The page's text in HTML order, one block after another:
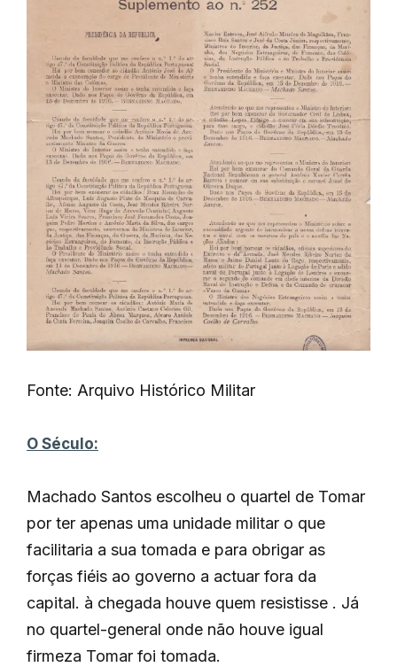
Fonte: Arquivo Histórico Militar
O Século:
Machado Santos escolheu o quartel de Tomar
por ter apenas uma unidade militar o que
facilitaria a sua tomada e para obrigar as
forças fiéis ao governo a actuar fora da
capital. à chegada houve quem resistisse . Já
no quartel-general onde não houve igual
firmeza Tomar foi tomada.